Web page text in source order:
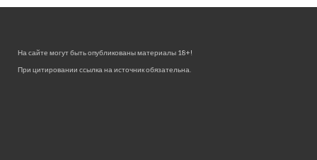
На сайте могут быть опубликованы материалы 18+!
При цитировании ссылка на источник обязательна.